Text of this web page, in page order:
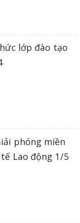
lớp đào tạo
phóng miền
Lao động 1/5